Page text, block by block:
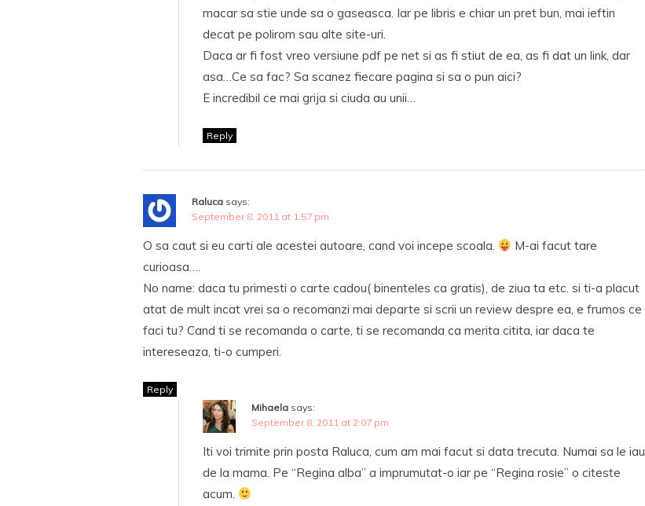
macar sa stie unde sa o gaseasca. Iar pe libris e chiar un pret bun, mai ieftin
decat pe polirom sau alte site-uri.
Daca ar fi fost vreo versiune pdf pe net si as fi stiut de ea, as fi dat un link, dar
asa…Ce sa fac? Sa scanez fiecare pagina si sa o pun aici?
E incredibil ce mai grija si ciuda au unii…
Reply
Raluca says:
September 8, 2011 at 1:57 pm
O sa caut si eu carti ale acestei autoare, cand voi incepe scoala.
M-ai facut tare
curioasa….
No name: daca tu primesti o carte cadou( binenteles ca gratis), de ziua ta etc. si ti-a placut
atat de mult incat vrei sa o recomanzi mai departe si scrii un review despre ea, e frumos ce
faci tu? Cand ti se recomanda o carte, ti se recomanda ca merita citita, iar daca te
intereseaza, ti-o cumperi.
Reply
Mihaela says:
September 8, 2011 at 2:07 pm
Iti voi trimite prin posta Raluca, cum am mai facut si data trecuta. Numai sa le iau
de la mama. Pe “Regina alba” a imprumutat-o iar pe “Regina rosie” o citeste
acum.